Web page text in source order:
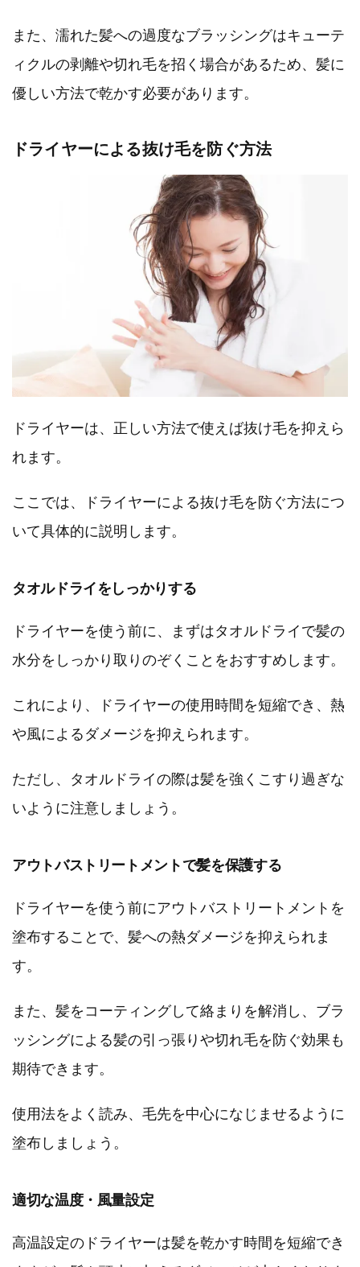
また、濡れた髪への過度なブラッシングはキューテ
ィクルの剥離や切れ毛を招く場合があるため、髪に
優しい方法で乾かす必要があります。
ドライヤーによる抜け毛を防ぐ方法
ドライヤーは、正しい方法で使えば抜け毛を抑えら
れます。
ここでは、ドライヤーによる抜け毛を防ぐ方法につ
いて具体的に説明します。
タオルドライをしっかりする
ドライヤーを使う前に、まずはタオルドライで髪の
水分をしっかり取りのぞくことをおすすめします。
これにより、ドライヤーの使用時間を短縮でき、熱
や風によるダメージを抑えられます。
ただし、タオルドライの際は髪を強くこすり過ぎな
いように注意しましょう。
アウトバストリートメントで髪を保護する
ドライヤーを使う前にアウトバストリートメントを
塗布することで、髪への熱ダメージを抑えられま
す。
また、髪をコーティングして絡まりを解消し、ブラ
ッシングによる髪の引っ張りや切れ毛を防ぐ効果も
期待できます。
使用法をよく読み、毛先を中心になじませるように
塗布しましょう。
適切な温度・風量設定
高温設定のドライヤーは髪を乾かす時間を短縮でき